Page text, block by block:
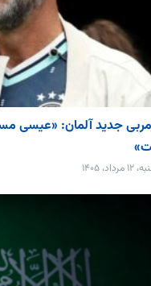
جدید آلمان: «عیسی
۱۴۰۵